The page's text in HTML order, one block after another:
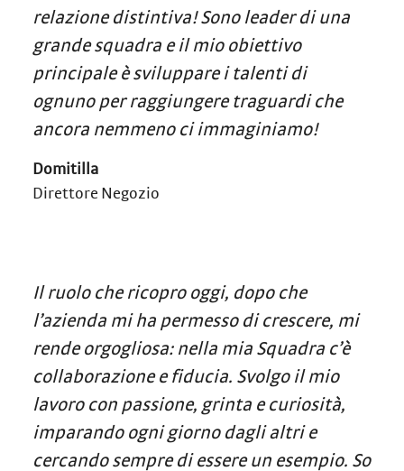
relazione distintiva! Sono leader di una
grande squadra e il mio obiettivo
principale è sviluppare i talenti di
ognuno per raggiungere traguardi che
ancora nemmeno ci immaginiamo!
Domitilla
Direttore Negozio
Il ruolo che ricopro oggi, dopo che
l’azienda mi ha permesso di crescere, mi
rende orgogliosa: nella mia Squadra c’è
collaborazione e fiducia. Svolgo il mio
lavoro con passione, grinta e curiosità,
imparando ogni giorno dagli altri e
cercando sempre di essere un esempio. So